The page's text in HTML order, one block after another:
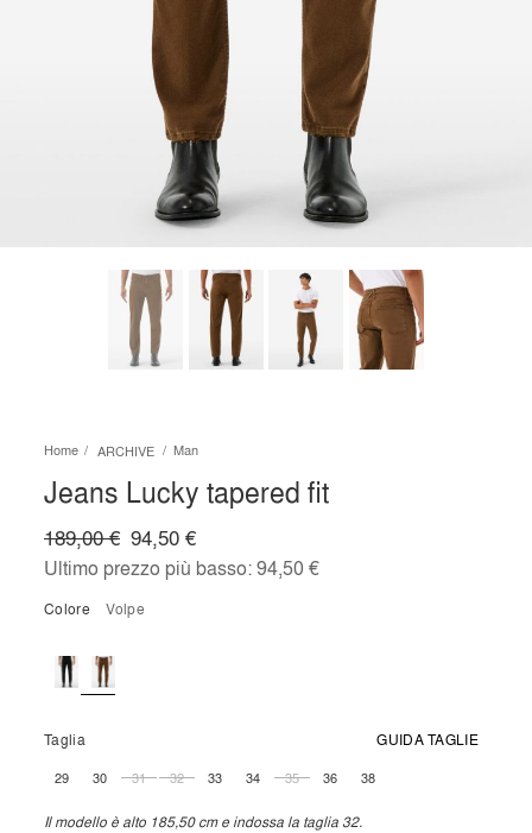
Home ARCHIVE Man
Jeans Lucky tapered fit
94,50 €
189,00 €
Ultimo prezzo più basso:94,50 €
Colore volpe
Taglia GUIDA TAGLIE
29 30 31 32 33 34 35 36 38
Il modello è alto 185,50 cm e indossa la taglia 32.